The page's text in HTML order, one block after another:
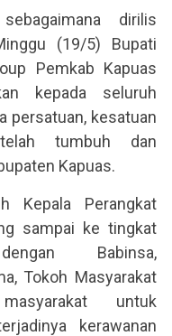
dirilis
(19/5) Bupati
Pemkab Kapuas
kepada seluruh
persatuan, kesatuan
tumbuh dan
Kapuas.
Kepala Perangkat
sampai ke tingkat
Babinsa,
Tokoh Masyarakat
untuk
kerawanan